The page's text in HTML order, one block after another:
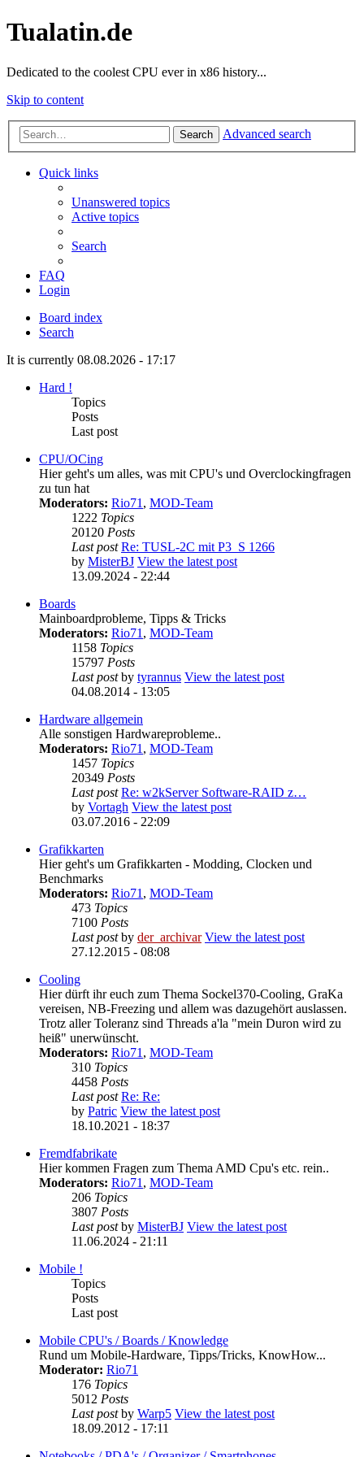
Tualatin.de
Dedicated to the coolest CPU ever in x86 history...
Skip to content
Search Advanced search
Quick links
Unanswered topics
Active topics
Search
FAQ
Login
Board index
Search
It is currently 08.08.2026 - 17:17
Hard !
Topics
Posts
Last post
CPU/OCing
Hier geht's um alles, was mit CPU's und Overclockingfragen
zu tun hat
Moderators: Rio71, MOD-Team
1222 Topics
20120 Posts
Last post Re: TUSL-2C mit P3_S 1266
by MisterBJ View the latest post
13.09.2024 - 22:44
Boards
Mainboardprobleme, Tipps & Tricks
Moderators: Rio71, MOD-Team
1158 Topics
15797 Posts
Last postby tyrannus View the latest post
04.08.2014 - 13:05
Hardware allgemein
Alle sonstigen Hardwareprobleme..
Moderators: Rio71, MOD-Team
1457 Topics
20349 Posts
Last post Re: w2kServer Software-RAID z…
by Vortagh View the latest post
03.07.2016 - 22:09
Grafikkarten
Hier geht's um Grafikkarten - Modding, Clocken und
Benchmarks
Moderators: Rio71, MOD-Team
473 Topics
7100 Posts
Last postby der_archivar View the latest post
27.12.2015 - 08:08
Cooling
Hier dürft ihr euch zum Thema Sockel370-Cooling, GraKa
vereisen, NB-Freezing und allem was dazugehört auslassen.
Trotz aller Toleranz sind Threads a'la "mein Duron wird zu
heiß" unerwünscht.
Moderators: Rio71, MOD-Team
310 Topics
4458 Posts
Last post Re: Re:
by Patric View the latest post
18.10.2021 - 18:37
Fremdfabrikate
Hier kommen Fragen zum Thema AMD Cpu's etc. rein..
Moderators: Rio71, MOD-Team
206 Topics
3807 Posts
Last postby MisterBJ View the latest post
11.06.2024 - 21:11
Mobile !
Topics
Posts
Last post
Mobile CPU's / Boards / Knowledge
Rund um Mobile-Hardware, Tipps/Tricks, KnowHow...
Moderator: Rio71
176 Topics
5012 Posts
Last postby Warp5 View the latest post
18.09.2012 - 17:11